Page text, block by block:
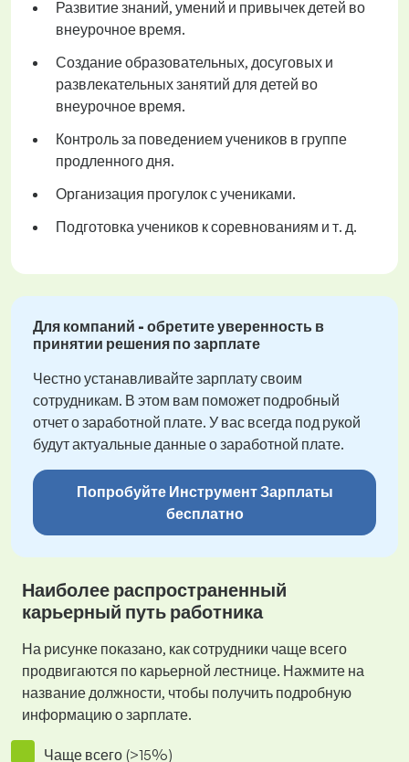
Развитие знаний, умений и привычек детей во
внеурочное время.
Создание образовательных, досуговых и
развлекательных занятий для детей во
внеурочное время.
Контроль за поведением учеников в группе
продленного дня.
Организация прогулок с учениками.
Подготовка учеников к соревнованиям и т. д.
Для компаний - обретите уверенность в
принятии решения по зарплате
Честно устанавливайте зарплату своим
сотрудникам. В этом вам поможет подробный
отчет о заработной плате. У вас всегда под рукой
будут актуальные данные о заработной плате.
Попробуйте Инструмент Зарплаты
бесплатно
Наиболее распространенный
карьерный путь работника
На рисунке показано, как сотрудники чаще всего
продвигаются по карьерной лестнице. Нажмите на
название должности, чтобы получить подробную
информацию о зарплате.
Чаще всего (>15%)